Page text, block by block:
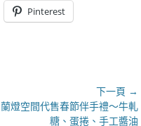
Pinterest
下一頁 →
蘭燈空間代售春節伴手禮～牛軋
糖、蛋捲、手工醬油